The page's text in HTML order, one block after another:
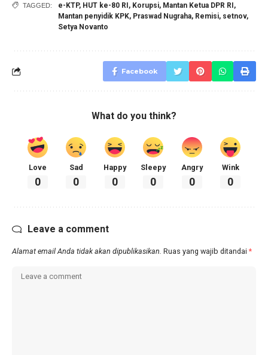
TAGGED: e-KTP, HUT ke-80 RI , Korupsi, Mantan Ketua DPR RI ,
Mantan penyidik KPK, Praswad Nugraha, Remisi, setnov,
Setya Novanto
Facebook
What do you think?
Love
0
Sad
0
Happy
0
Sleepy
0
Angry
0
Wink
0
Leave a comment
Alamat email Anda tidak akan dipublikasikan. Ruas yang wajib ditandai *